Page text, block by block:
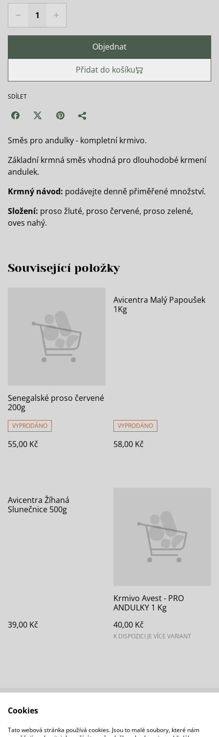
Objednat
Přidat do košíku
SDÍLET
Směs pro andulky - kompletní krmivo.
Základní krmná směs vhodná pro dlouhodobé krmení
andulek.
Krmný návod: podávejte denně přiměřené množství.
Složení: proso žluté, proso červené, proso zelené,
oves nahý.
Související položky
Senegalské proso červené
200g
VYPRODÁNO
55,00 Kč
Avicentra Malý Papoušek
1Kg
VYPRODÁNO
58,00 Kč
Avicentra Žíhaná
Slunečnice 500g
39,00 Kč
Krmivo Avest - PRO
ANDULKY 1 Kg
40,00 Kč
K DISPOZICI JE VÍCE VARIANT
Zásady ochrany
osobních údajů
Zásady používání
cookies
Cookies
Tato webová stránka používá cookies. Jsou to malé soubory, které nám